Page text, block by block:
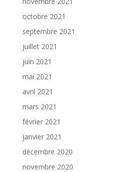
octobre 2021
septembre 2021
juillet 2021
juin 2021
mai 2021
avril 2021
mars 2021
février 2021
janvier 2021
décembre 2020
novembre 2020